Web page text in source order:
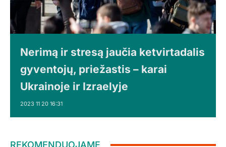
Nerimą ir stresą jaučia ketvirtadalis
gyventojų, priežastis – karai
Ukrainoje ir Izraelyje
2023 11 20 16:31
REKOMENDUOJAME